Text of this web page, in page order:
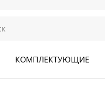
КОМПЛЕКТУЮЩИЕ